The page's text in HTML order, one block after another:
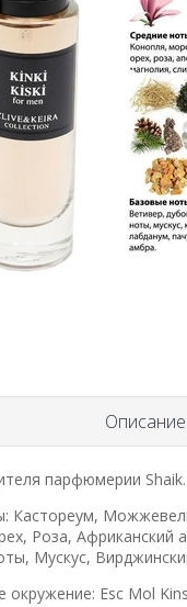
Описание
парфюмерии
Кастореум,
Роза,
Мускус,
окружение: Esc Mol